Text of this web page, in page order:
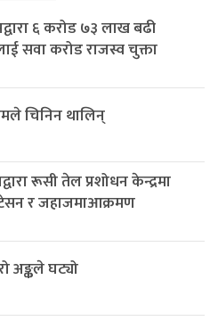
६ करोड ७३ लाख बढी
सवा करोड राजस्व चुक्ता
चिनिन थालिन्
रूसी तेल प्रशोधन केन्द्रमा
स्टेसन र जहाजमाआक्रमण
अङ्कले घट्यो